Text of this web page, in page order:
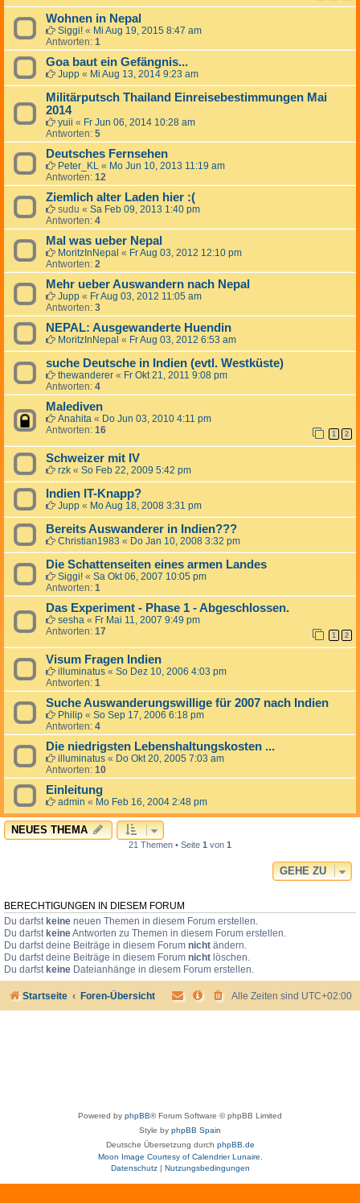
Wohnen in Nepal
Siggi! « Mi Aug 19, 2015 8:47 am
Antworten: 1
Goa baut ein Gefängnis...
Jupp « Mi Aug 13, 2014 9:23 am
Militärputsch Thailand Einreisebestimmungen Mai
2014
yuii « Fr Jun 06, 2014 10:28 am
Antworten: 5
Deutsches Fernsehen
Peter_KL « Mo Jun 10, 2013 11:19 am
Antworten: 12
Ziemlich alter Laden hier :(
sudu « Sa Feb 09, 2013 1:40 pm
Antworten: 4
Mal was ueber Nepal
MoritzInNepal « Fr Aug 03, 2012 12:10 pm
Antworten: 2
Mehr ueber Auswandern nach Nepal
Jupp « Fr Aug 03, 2012 11:05 am
Antworten: 3
NEPAL: Ausgewanderte Huendin
MoritzInNepal « Fr Aug 03, 2012 6:53 am
suche Deutsche in Indien (evtl. Westküste)
thewanderer « Fr Okt 21, 2011 9:08 pm
Antworten: 4
Malediven
Anahita « Do Jun 03, 2010 4:11 pm
Antworten: 16 1 2
Schweizer mit IV
rzk « So Feb 22, 2009 5:42 pm
Indien IT-Knapp?
Jupp « Mo Aug 18, 2008 3:31 pm
Bereits Auswanderer in Indien???
Christian1983 « Do Jan 10, 2008 3:32 pm
Die Schattenseiten eines armen Landes
Siggi! « Sa Okt 06, 2007 10:05 pm
Antworten: 1
Das Experiment - Phase 1 - Abgeschlossen.
sesha « Fr Mai 11, 2007 9:49 pm
Antworten: 17 1 2
Visum Fragen Indien
illuminatus « So Dez 10, 2006 4:03 pm
Antworten: 1
Suche Auswanderungswillige für 2007 nach Indien
Philip « So Sep 17, 2006 6:18 pm
Antworten: 4
Die niedrigsten Lebenshaltungskosten ...
illuminatus « Do Okt 20, 2005 7:03 am
Antworten: 10
Einleitung
admin « Mo Feb 16, 2004 2:48 pm
NEUES THEMA
21 Themen • Seite 1 von 1
GEHE ZU
BERECHTIGUNGEN IN DIESEM FORUM
Du darfst keine neuen Themen in diesem Forum erstellen.
Du darfst keineAntworten zu Themen in diesem Forum erstellen.
Du darfst deine Beiträge in diesem Forum nicht ändern.
Du darfst deine Beiträge in diesem Forum nicht löschen.
Du darfst keine Dateianhänge in diesem Forum erstellen.
Startseite Foren-Übersicht Alle Zeiten sind UTC+02:00
Powered by phpBB® Forum Software © phpBB Limited
Style by phpBB Spain
Deutsche Übersetzung durch phpBB.de
Moon Image Courtesy of Calendrier Lunaire.
Datenschutz| Nutzungsbedingungen